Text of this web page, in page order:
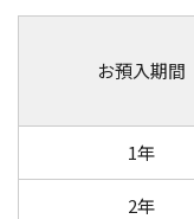
お預入期間
1年
2年